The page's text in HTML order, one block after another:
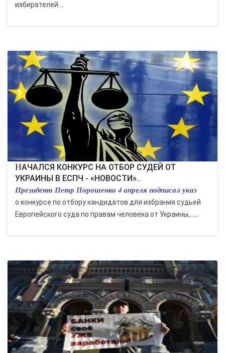
избирателей....
НАЧАЛСЯ КОНКУРС НА ОТБОР СУДЕЙ ОТ
УКРАИНЫ В ЕСПЧ - «НОВОСТИ»..
Президент Петр Порошенко 4 апреля подписал указ
о конкурсе по отбору кандидатов для избрания судьей
Европейского суда по правам человека от Украины,......